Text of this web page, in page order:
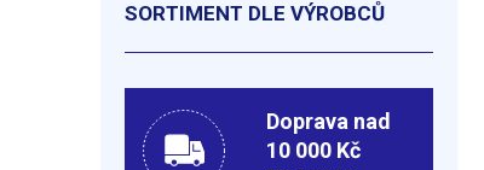
SORTIMENT DLE VÝROBCŮ
Doprava nad
10 000 Kč